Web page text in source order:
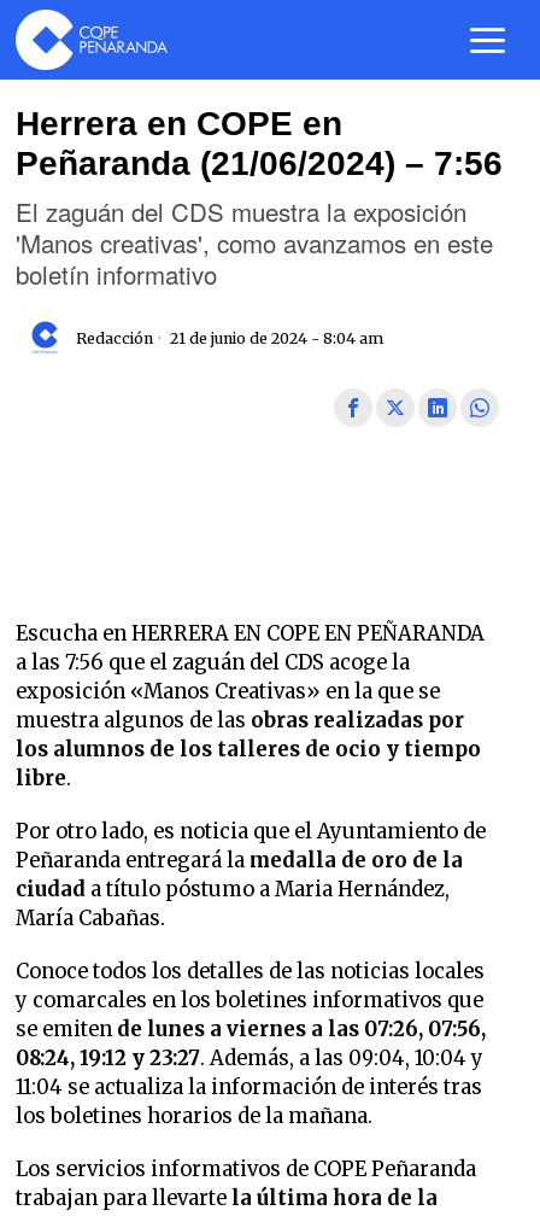
Herrera en COPE en
Peñaranda (21/06/2024) – 7:56
El zaguán del CDS muestra la exposición
'Manos creativas', como avanzamos en este
boletín informativo
Redacción 21 de junio de 2024 - 8:04 am
Escucha en HERRERA EN COPE EN PEÑARANDA
a las 7:56 que el zaguán del CDS acoge la
exposición «Manos Creativas» en la que se
muestra algunos de las obras realizadas por
los alumnos de los talleres de ocio y tiempo
libre.
Por otro lado, es noticia que el Ayuntamiento de
Peñaranda entregará la medalla de oro de la
ciudad a título póstumo a Maria Hernández,
María Cabañas.
Conoce todos los detalles de las noticias locales
y comarcales en los boletines informativos que
se emiten de lunes a viernes a las 07:26, 07:56,
08:24, 19:12 y 23:27. Además, a las 09:04, 10:04 y
11:04 se actualiza la información de interés tras
los boletines horarios de la mañana.
Los servicios informativos de COPE Peñaranda
trabajan para llevarte la última hora de la